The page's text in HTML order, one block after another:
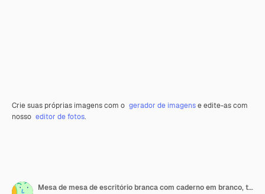
Crie suas próprias imagens com o gerador de imagense edite-as com
nosso editor de fotos.
Mesa de mesa de escritório branca com caderno em branco, teclado de computador e outros suprimentos de escritório.